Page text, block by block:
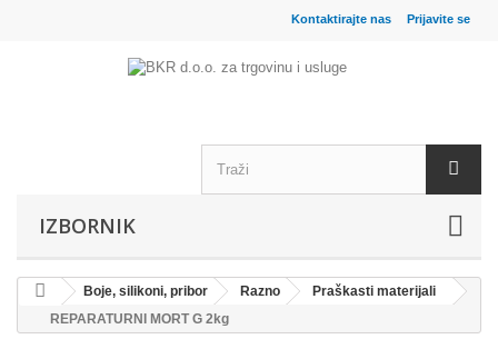
Prijavite se
Kontaktirajte nas
IZBORNIK
Boje, silikoni, pribor Razno
Praškasti materijali
REPARATURNI MORT G 2kg